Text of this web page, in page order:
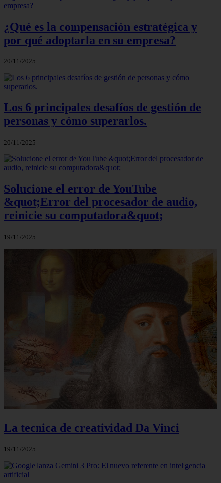
¿Qué es la compensación estratégica y
por qué adoptarla en su empresa?
20/11/2025
Los 6 principales desafíos de gestión de
personas y cómo superarlos.
20/11/2025
Solucione el error de YouTube
&quot;Error del procesador de audio,
reinicie su computadora&quot;
19/11/2025
La tecnica de creatividad Da Vinci
19/11/2025